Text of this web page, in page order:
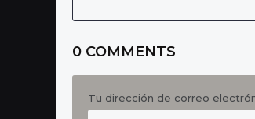
o
n
0 COMMENTS
Tu dirección de correo